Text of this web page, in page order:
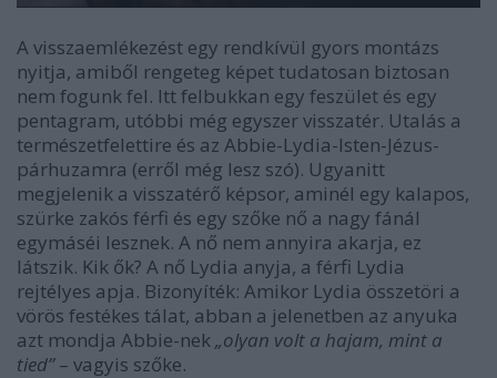
A visszaemlékezést egy rendkívül gyors montázs
nyitja, amiből rengeteg képet tudatosan biztosan
nem fogunk fel. Itt felbukkan egy feszület és egy
pentagram, utóbbi még egyszer visszatér. Utalás a
természetfelettire és az Abbie-Lydia-Isten-Jézus-
párhuzamra (erről még lesz szó). Ugyanitt
megjelenik a visszatérő képsor, aminél egy kalapos,
szürke zakós férfi és egy szőke nő a nagy fánál
egymáséi lesznek. A nő nem annyira akarja, ez
látszik. Kik ők? A nő Lydia anyja, a férfi Lydia
rejtélyes apja. Bizonyíték: Amikor Lydia összetöri a
vörös festékes tálat, abban a jelenetben az anyuka
azt mondja Abbie-nek „olyan volt a hajam, mint a
tied”– vagyis szőke.